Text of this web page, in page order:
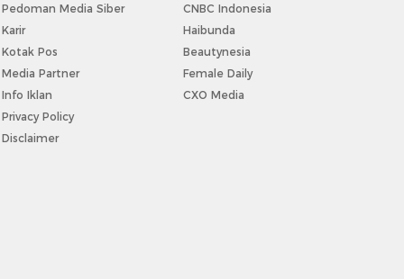
Pedoman Media Siber
Karir
Kotak Pos
Media Partner
Info Iklan
Privacy Policy
Disclaimer
CNBC Indonesia
Haibunda
Beautynesia
Female Daily
CXO Media